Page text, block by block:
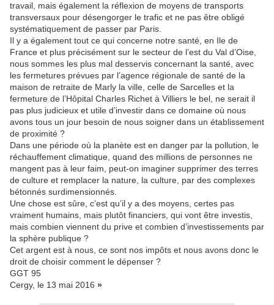
travail, mais également la réflexion de moyens de transports
transversaux pour désengorger le trafic et ne pas être obligé
systématiquement de passer par Paris.
Il y a également tout ce qui concerne notre santé, en Ile de
France et plus précisément sur le secteur de l’est du Val d’Oise,
nous sommes les plus mal desservis concernant la santé, avec
les fermetures prévues par l’agence régionale de santé de la
maison de retraite de Marly la ville, celle de Sarcelles et la
fermeture de l’Hôpital Charles Richet à Villiers le bel, ne serait il
pas plus judicieux et utile d’investir dans ce domaine où nous
avons tous un jour besoin de nous soigner dans un établissement
de proximité ?
Dans une période où la planète est en danger par la pollution, le
réchauffement climatique, quand des millions de personnes ne
mangent pas à leur faim, peut-on imaginer supprimer des terres
de culture et remplacer la nature, la culture, par des complexes
bétonnés surdimensionnés.
Une chose est sûre, c’est qu’il y a des moyens, certes pas
vraiment humains, mais plutôt financiers, qui vont être investis,
mais combien viennent du prive et combien d’investissements par
la sphère publique ?
Cet argent est à nous, ce sont nos impôts et nous avons donc le
droit de choisir comment le dépenser ?
GGT 95
Cergy, le 13 mai 2016 »